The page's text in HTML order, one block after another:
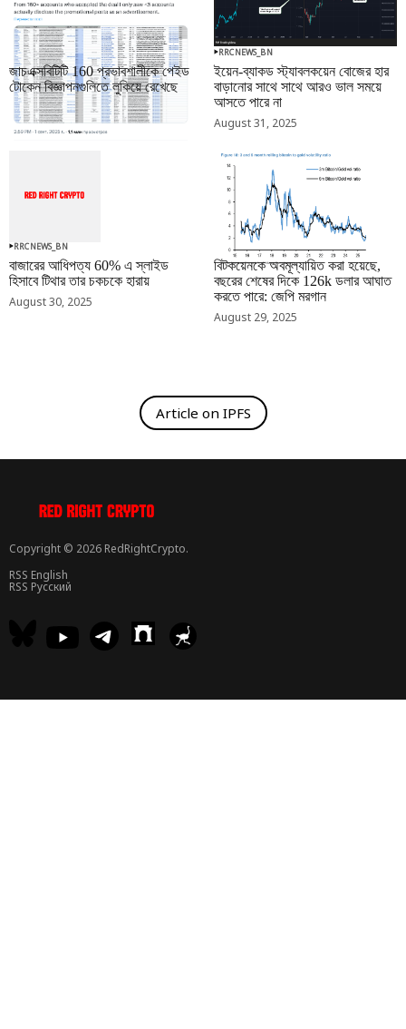
RRCNEWS_BN
জাচএক্সবিটিটি 160 প্রভাবশালীকে পেইড
টোকেন বিজ্ঞাপনগুলিতে লুকিয়ে রেখেছে
September 01, 2025
RRCNEWS_BN
ইয়েন-ব্যাকড স্ট্যাবলকয়েন বোজের হার
বাড়ানোর সাথে সাথে আরও ভাল সময়ে
আসতে পারে না
August 31, 2025
RRCNEWS_BN
বাজারের আধিপত্য 60% এ স্লাইড
হিসাবে টিথার তার চকচকে হারায়
August 30, 2025
RRCNEWS_BN
বিটকয়েনকে অবমূল্যায়িত করা হয়েছে,
বছরের শেষের দিকে 126k ডলার আঘাত
করতে পারে: জেপি মরগান
August 29, 2025
Article on IPFS
Copyright © 2026 RedRightCrypto.
RSS English
RSS Русский